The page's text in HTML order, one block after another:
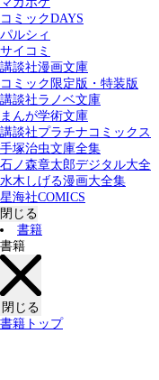
コミックDAYS
パルシィ
サイコミ
講談社漫画文庫
コミック限定版・特装版
講談社ラノベ文庫
まんが学術文庫
講談社プラチナコミックス
手塚治虫文庫全集
石ノ森章太郎デジタル大全
水木しげる漫画大全集
星海社COMICS
閉じる
書籍
書籍
閉じる
書籍トップ
カテゴリー：
すべての記事